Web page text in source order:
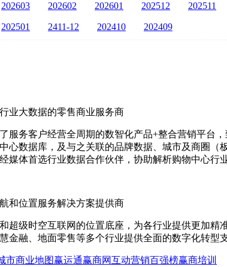
202603 202602 202601 202512 202511
202501 2411-12 202410
202409
业大数据的零售商业服务商
服务客户经营全周期的数智化产品+整合营销平台
心数据库，及与之关联的品牌数据、城市及商圈
媒体首选行业数据合作伙伴，协助解析购物中心行
和位置服务解决方案提供商
超级时空互联网的位置底座，为各行业提供更加
金融、地面零售等多个行业提供全面的数字化转型
市商业地图赢运通赢商网互动营销百强榜赢商培训